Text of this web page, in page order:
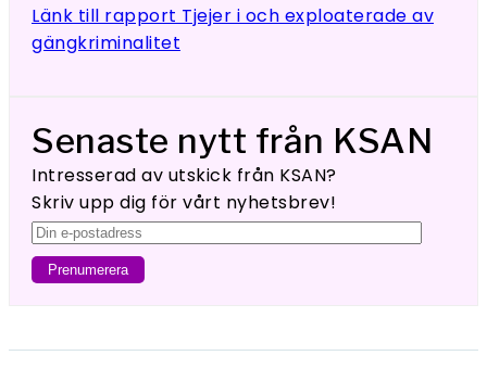
Länk till rapport Tjejer i och exploaterade av
gängkriminalitet
Senaste nytt från KSAN
Intresserad av utskick från KSAN?
Skriv upp dig för vårt nyhetsbrev!